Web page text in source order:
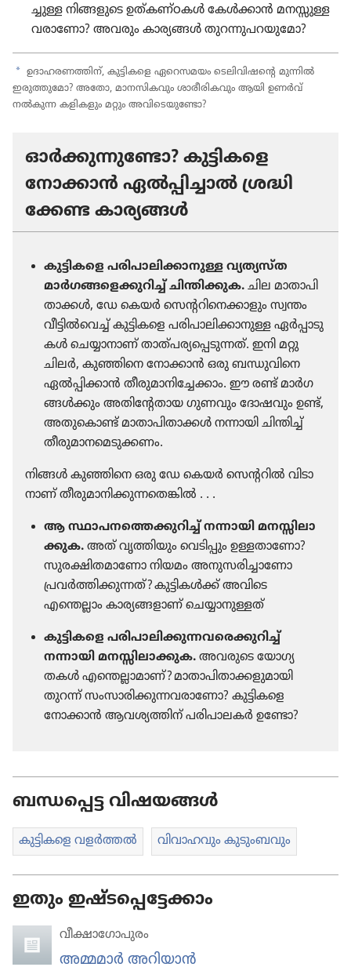
ച്ചുള്ള നിങ്ങളു​ടെ ഉത്‌ക​ണ്‌ഠകൾ കേൾക്കാൻ മനസ്സു​ള്ള​
വ​രാ​ണോ? അവരും കാര്യങ്ങൾ തുറന്നു​പ​റ​യു​മോ?
a ഉദാഹരണത്തിന്‌, കുട്ടി​കളെ ഏറെസ​മയം ടെലി​വി​ഷന്റെ മുന്നിൽ
ഇരുത്തു​മോ? അതോ, മാനസി​ക​വും ശാരീ​രി​ക​വും ആയി ഉണർവ്‌
നൽകുന്ന കളിക​ളും മറ്റും അവി​ടെ​യു​ണ്ടോ?
ഓർക്കു​ന്നു​ണ്ടോ? കുട്ടി​കളെ
നോക്കാൻ ഏൽപ്പി​ച്ചാൽ ശ്രദ്ധി​
ക്കേണ്ട കാര്യങ്ങൾ
കുട്ടി​കളെ പരിപാ​ലി​ക്കാ​നുള്ള വ്യത്യസ്‌ത
മാർഗ​ങ്ങ​ളെ​ക്കു​റിച്ച്‌ ചിന്തി​ക്കുക. ചില മാതാ​പി​
താ​ക്കൾ, ഡേ കെയർ സെന്ററി​നെ​ക്കാ​ളും സ്വന്തം
വീട്ടിൽവെച്ച്‌ കുട്ടി​കളെ പരിപാ​ലി​ക്കാ​നുള്ള ഏർപ്പാ​ടു​
കൾ ചെയ്യാ​നാണ്‌ താത്‌പ​ര്യ​പ്പെ​ടു​ന്നത്‌. ഇനി മറ്റു
ചിലർ, കുഞ്ഞിനെ നോക്കാൻ ഒരു ബന്ധുവി​നെ
ഏൽപ്പി​ക്കാൻ തീരു​മാ​നി​ച്ചേ​ക്കാം. ഈ രണ്ട്‌ മാർഗ​
ങ്ങൾക്കും അതി​ന്റേ​തായ ഗുണവും ദോഷ​വും ഉണ്ട്‌,
അതു​കൊണ്ട്‌ മാതാ​പി​താ​ക്കൾ നന്നായി ചിന്തിച്ച്‌
തീരു​മാ​ന​മെ​ടു​ക്കണം.
നിങ്ങൾ കുഞ്ഞിനെ ഒരു ഡേ കെയർ സെന്ററിൽ വിടാ​
നാണ്‌ തീരു​മാ​നി​ക്കു​ന്ന​തെ​ങ്കിൽ . . .
ആ സ്ഥാപന​ത്തെ​ക്കു​റിച്ച്‌ നന്നായി മനസ്സി​ലാ​
ക്കുക. അത്‌ വൃത്തി​യും വെടി​പ്പും ഉള്ളതാ​ണോ?
സുരക്ഷിതമാണോ നിയമം അനുസ​രി​ച്ചാ​ണോ
പ്രവർത്തി​ക്കു​ന്നത്‌? കുട്ടി​കൾക്ക്‌ അവിടെ
എന്തെല്ലാം കാര്യ​ങ്ങ​ളാണ്‌ ചെയ്യാനുള്ളത്‌
കുട്ടി​കളെ പരിപാ​ലി​ക്കു​ന്ന​വ​രെ​ക്കു​റിച്ച്‌
നന്നായി മനസ്സി​ലാ​ക്കുക. അവരുടെ യോഗ്യ​
തകൾ എന്തെല്ലാ​മാണ്‌? മാതാ​പി​താ​ക്ക​ളു​മാ​യി
തുറന്ന്‌ സംസാ​രി​ക്കു​ന്ന​വ​രാ​ണോ? കുട്ടി​കളെ
നോക്കാൻ ആവശ്യ​ത്തിന്‌ പരിപാ​ലകർ ഉണ്ടോ?
ബന്ധപ്പെട്ട വിഷയങ്ങൾ
കുട്ടി​ക​ളെ വളർത്തൽ വിവാഹവും കുടുംബവും
ഇതും ഇഷ്ടപ്പെട്ടേക്കാം
വീക്ഷാഗോപുരം
അമ്മമാർ അറിയാൻ